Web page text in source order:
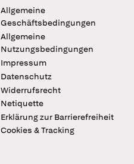
Allgemeine
Geschäftsbedingungen
Allgemeine
Nutzungsbedingungen
Impressum
Datenschutz
Widerrufsrecht
Netiquette
Erklärung zur Barrierefreiheit
Cookies & Tracking